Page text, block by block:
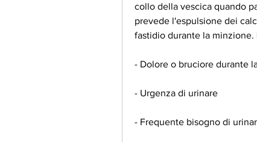
collo della vescica quando
prevede l'espulsione dei
fastidio durante la
- Dolore o bruciore durante
- Urgenza di urinare
- Frequente bisogno di